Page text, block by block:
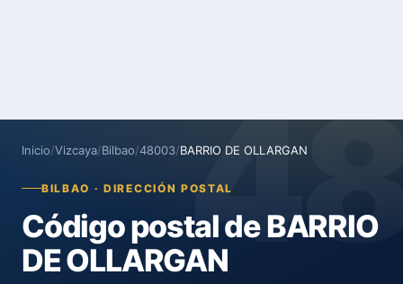
Inicio/Vizcaya/Bilbao/48003/BARRIO DE OLLARGAN
BILBAO · DIRECCIÓN POSTAL
Código postal de BARRIO
DE OLLARGAN